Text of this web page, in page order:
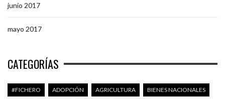
junio 2017
mayo 2017
CATEGORÍAS
#FICHERO ADOPCIÓN AGRICULTURA BIENES NACIONALES